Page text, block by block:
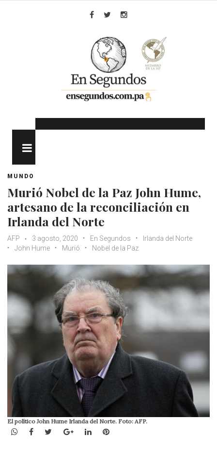
MUNDO
Murió Nobel de la Paz John Hume,
artesano de la reconciliación en
Irlanda del Norte
AFP 3 agosto, 2020 En Segundos
Irlanda del Norte
John Hume
Murió Nobel de la Paz
El político John Hume Irlanda del Norte. Foto: AFP.
WhatsApp
Facebook
TwitterGoogle+LinkedInPinterest